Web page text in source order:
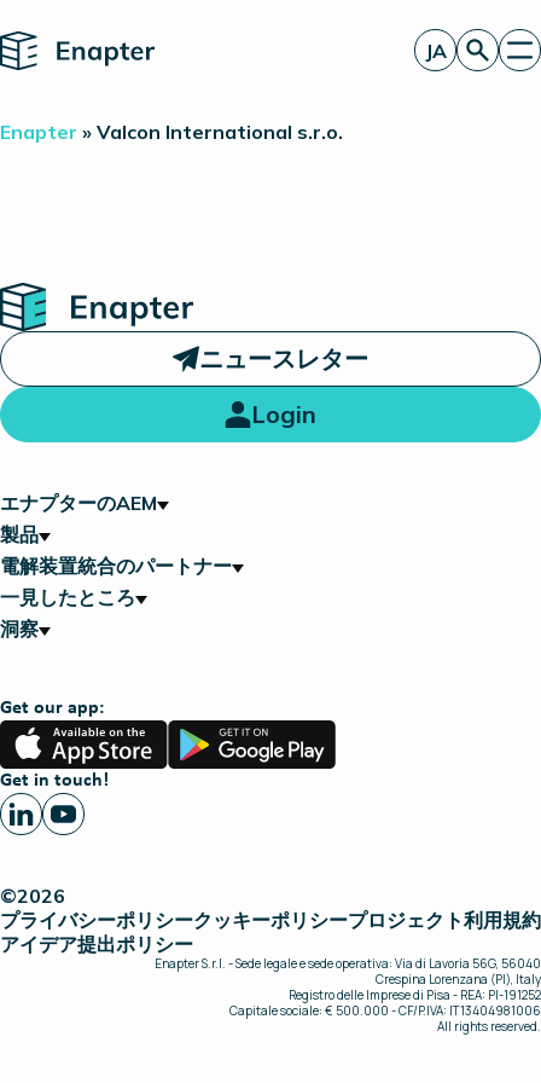
Home
お見積もり
投資家情報
JA
Enapter » Valcon International s.r.o.
Home
ニュースレター
Login
エナプターのAEM
製品
電解装置統合のパートナー
一見したところ
洞察
Get our app:
App
Store
Google
Play
Get in touch!
©2026
プライバシーポリシークッキーポリシープロジェクト利用規約
アイデア提出ポリシー
Enapter S.r.l. - Sede legale e sede operativa: Via di Lavoria 56G, 56040
Crespina Lorenzana (PI), Italy
Registro delle Imprese di Pisa - REA: PI-191252
Capitale sociale: € 500.000 - CF/P.IVA: IT13404981006
All rights reserved.